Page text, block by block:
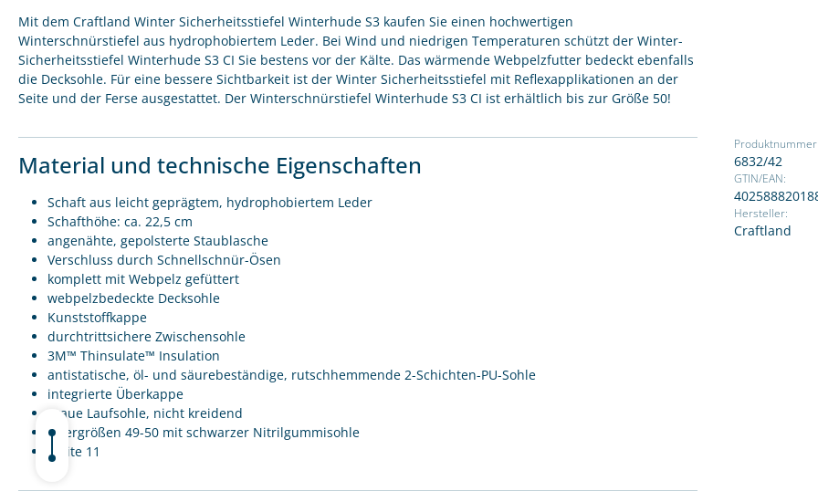
6832/42
GTIN/EAN:
Hersteller:
Craftland
Mit dem Craftland Winter Sicherheitsstiefel Winterhude S3 kaufen Sie einen hochwertigen
Winterschnürstiefel aus hydrophobiertem Leder. Bei Wind und niedrigen Temperaturen schützt der Winter-
Sicherheitsstiefel Winterhude S3 CI Sie bestens vor der Kälte. Das wärmende Webpelzfutter bedeckt ebenfalls
die Decksohle. Für eine bessere Sichtbarkeit ist der Winter Sicherheitsstiefel mit Reflexapplikationen an der
Seite und der Ferse ausgestattet. Der Winterschnürstiefel Winterhude S3 CI ist erhältlich bis zur Größe 50!
Material und technische Eigenschaften
Schaft aus leicht geprägtem, hydrophobiertem Leder
Schafthöhe: ca. 22,5 cm
angenähte, gepolsterte Staublasche
Verschluss durch Schnellschnür-Ösen
komplett mit Webpelz gefüttert
webpelzbedeckte Decksohle
Kunststoffkappe
durchtrittsichere Zwischensohle
3M™ Thinsulate™ Insulation
antistatische, öl- und säurebeständige, rutschhemmende 2-Schichten-PU-Sohle
integrierte Überkappe
graue Laufsohle, nicht kreidend
Übergrößen 49-50 mit schwarzer Nitrilgummisohle
Weite 11